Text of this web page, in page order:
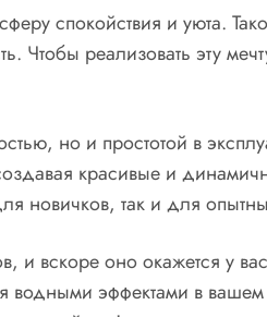
спокойствия и уюта.
реализовать эту
но и простотой в
красивые и
новичков, так и для
и вскоре оно окажется у
водными эффектами в